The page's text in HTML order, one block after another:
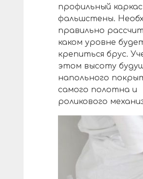
профильный каркас
фальшстены.
правильно
каком уровне
крепиться брус.
этом высоту
напольного
самого полотна и
роликового